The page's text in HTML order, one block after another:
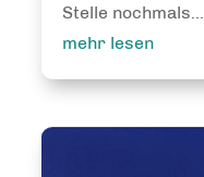
Stelle nochmals...
mehr lesen